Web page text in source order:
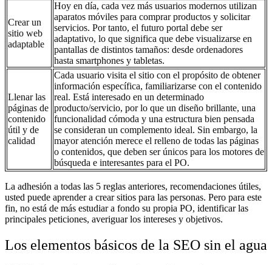
Crear un
sitio web
adaptable
Hoy en día, cada vez más usuarios modernos utilizan
aparatos móviles para comprar productos y solicitar
servicios. Por tanto, el futuro portal debe ser
adaptativo, lo que significa que debe visualizarse en
pantallas de distintos tamaños: desde ordenadores
hasta smartphones y tabletas.
Llenar las
páginas de
contenido
útil y de
calidad
Cada usuario visita el sitio con el propósito de obtener
información específica, familiarizarse con el contenido
real. Está interesado en un determinado
producto/servicio, por lo que un diseño brillante, una
funcionalidad cómoda y una estructura bien pensada
se consideran un complemento ideal. Sin embargo, la
mayor atención merece el relleno de todas las páginas
o contenidos, que deben ser únicos para los motores de
búsqueda e interesantes para el PO.
La adhesión a todas las 5 reglas anteriores, recomendaciones útiles,
usted puede aprender a crear sitios para las personas. Pero para este
fin, no está de más estudiar a fondo su propia PO, identificar las
principales peticiones, averiguar los intereses y objetivos.
Los elementos básicos de la SEO sin el agua